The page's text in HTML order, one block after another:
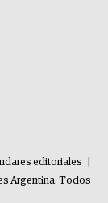
editoriales
Argentina. Todos